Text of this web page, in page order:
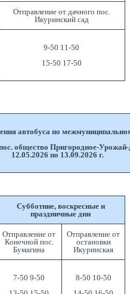
Отправление от дачного пос.
Икуринский сад
9-50 11-50
15-50 17-50
автобуса по
общество Пригородное-
12.05.2026 по 13.09.2026 г.
Субботние, воскресные и
праздничные дни
Отправление от
Конечной пос.
Бумагина
Отправление от
остановки
Икуринская
7-50 9-50
8-50 10-50